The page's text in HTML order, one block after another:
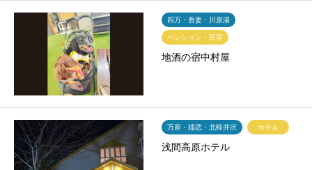
四万・吾妻・川原湯
ペンション・民宿
地酒の宿中村屋
万座・嬬恋・北軽井沢 ホテル
浅間高原ホテル